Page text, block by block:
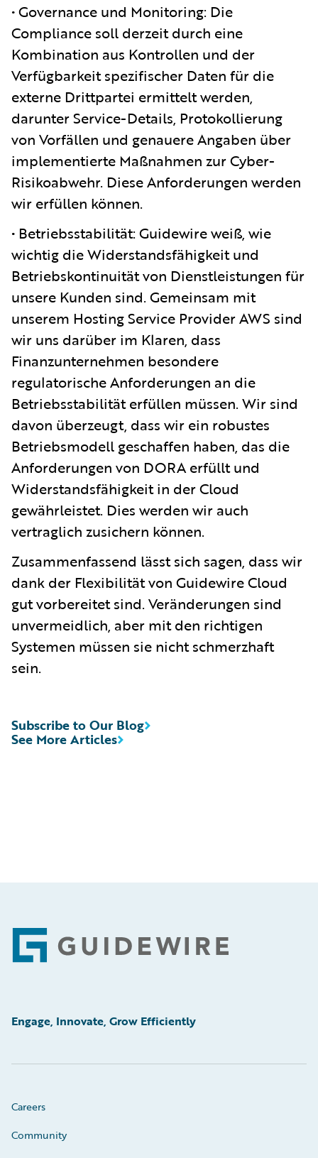
• Governance und Monitoring: Die
Compliance soll derzeit durch eine
Kombination aus Kontrollen und der
Verfügbarkeit spezifischer Daten für die
externe Drittpartei ermittelt werden,
darunter Service-Details, Protokollierung
von Vorfällen und genauere Angaben über
implementierte Maßnahmen zur Cyber-
Risikoabwehr. Diese Anforderungen werden
wir erfüllen können.
• Betriebsstabilität: Guidewire weiß, wie
wichtig die Widerstandsfähigkeit und
Betriebskontinuität von Dienstleistungen für
unsere Kunden sind. Gemeinsam mit
unserem Hosting Service Provider AWS sind
wir uns darüber im Klaren, dass
Finanzunternehmen besondere
regulatorische Anforderungen an die
Betriebsstabilität erfüllen müssen. Wir sind
davon überzeugt, dass wir ein robustes
Betriebsmodell geschaffen haben, das die
Anforderungen von DORA erfüllt und
Widerstandsfähigkeit in der Cloud
gewährleistet. Dies werden wir auch
vertraglich zusichern können.
Zusammenfassend lässt sich sagen, dass wir
dank der Flexibilität von Guidewire Cloud
gut vorbereitet sind. Veränderungen sind
unvermeidlich, aber mit den richtigen
Systemen müssen sie nicht schmerzhaft
sein.
See More Articles
Subscribe to Our Blog
Footer
Engage, Innovate, Grow Efficiently
Careers
Community